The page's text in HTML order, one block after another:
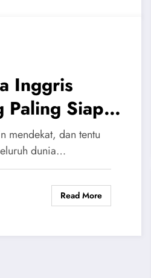
Inggris
Siap
mendekat, dan tentu
dunia…
Read More